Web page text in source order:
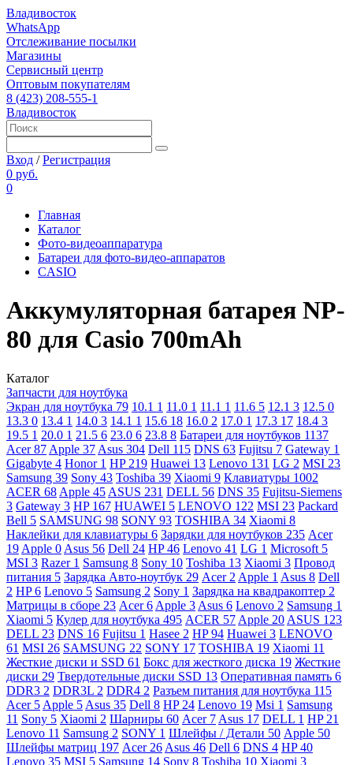
Владивосток
WhatsApp
Отслеживание посылки
Магазины
Сервисный центр
Оптовым покупателям
8 (423) 208-555-1
Владивосток
Вход /Регистрация
0 руб.
0
Главная
Каталог
Фото-видеоаппаратура
Батареи для фото-видео-аппаратов
CASIO
Аккумуляторная батарея NP-
80 для Casio 700mAh
Каталог
Запчасти для ноутбука
Экран для ноутбука 79 10.1 1 11.0 1 11.1 1 11.6 5 12.1 3 12.5 0
13.3 0 13.4 1 14.0 3 14.1 1 15.6 18 16.0 2 17.0 1 17.3 17 18.4 3
19.5 1 20.0 1 21.5 6 23.0 6 23.8 8 Батареи для ноутбуков 1137
Acer87 Apple 37 Asus 304 Dell 115 DNS 63 Fujitsu 7 Gateway 1
Gigabyte 4 Honor 1 HP 219 Huawei 13 Lenovo 131 LG 2 MSI 23
Samsung 39 Sony 43 Toshiba 39 Xiaomi 9 Клавиатуры 1002
ACER 68 Apple 45 ASUS 231 DELL 56 DNS 35 Fujitsu-Siemens
3 Gateway 3 HP 167 HUAWEI 5 LENOVO 122 MSI 23 Packard
Bell 5 SAMSUNG 98 SONY 93 TOSHIBA 34 Xiaomi 8
Наклейки для клавиатуры 6 Зарядки для ноутбуков 235 Acer
19 Apple 0 Asus 56 Dell 24 HP46 Lenovo 41 LG 1 Microsoft 5
MSI 3 Razer 1 Samsung 8 Sony 10 Toshiba 13 Xiaomi 3 Провод
питания 5 Зарядка Авто-ноутбук 29 Acer 2 Apple 1 Asus 8 Dell
2 HP6 Lenovo 5 Samsung 2 Sony 1 Зарядка на квадракоптер 2
Матрицы в сборе 23 Acer6 Apple 3 Asus 6 Lenovo 2 Samsung 1
Xiaomi 5 Кулер для ноутбука 495 ACER 57 Apple 20 ASUS 123
DELL 23 DNS 16 Fujitsu 1 Hasee 2 HP94 Huawei 3 LENOVO
61 MSI 26 SAMSUNG 22 SONY 17 TOSHIBA 19 Xiaomi 11
Жесткие диски и SSD 61 Бокс для жесткого диска 19 Жесткие
диски 29 Твердотельные диски SSD 13 Оперативная память 6
DDR3 2 DDR3L 2 DDR4 2 Разъем питания для ноутбука 115
Acer 5 Apple 5 Asus 35 Dell 8 HP 24 Lenovo 19 Msi 1 Samsung
11 Sony 5 Xiaomi 2 Шарниры 60 Acer 7 Asus 17 DELL 1 HP 21
Lenovo 11 Samsung 2 SONY 1 Шлейфы / Детали 50 Apple 50
Шлейфы матриц 197 Acer 26 Asus 46 Dell 6 DNS 4 HP40
Lenovo 35 MSI 5 Samsung 14 Sony 8 Toshiba 10 Xiaomi 3